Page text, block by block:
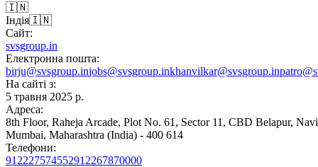
🇮🇳
Індiя🇮🇳
Сайт:
svsgroup.in
Електронна пошта:
birju@svsgroup.injobs@svsgroup.inkhanvilkar@svsgroup.in
На сайті з:
5 травня 2025 р.
Адреса:
8th Floor, Raheja Arcade, Plot No. 61, Sector 11, CBD Belapur, Navi
Mumbai, Maharashtra (India) - 400 614
Телефони:
912227574552912267870000